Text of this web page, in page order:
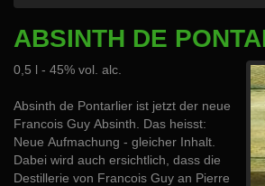
ABSINTH DE
0,5 l - 45% vol. alc.
Absinth de Pontarlier ist jetzt der neue
Francois Guy Absinth. Das heisst:
Neue Aufmachung - gleicher Inhalt.
Dabei wird auch ersichtlich, dass die
Destillerie von Francois Guy an Pierre